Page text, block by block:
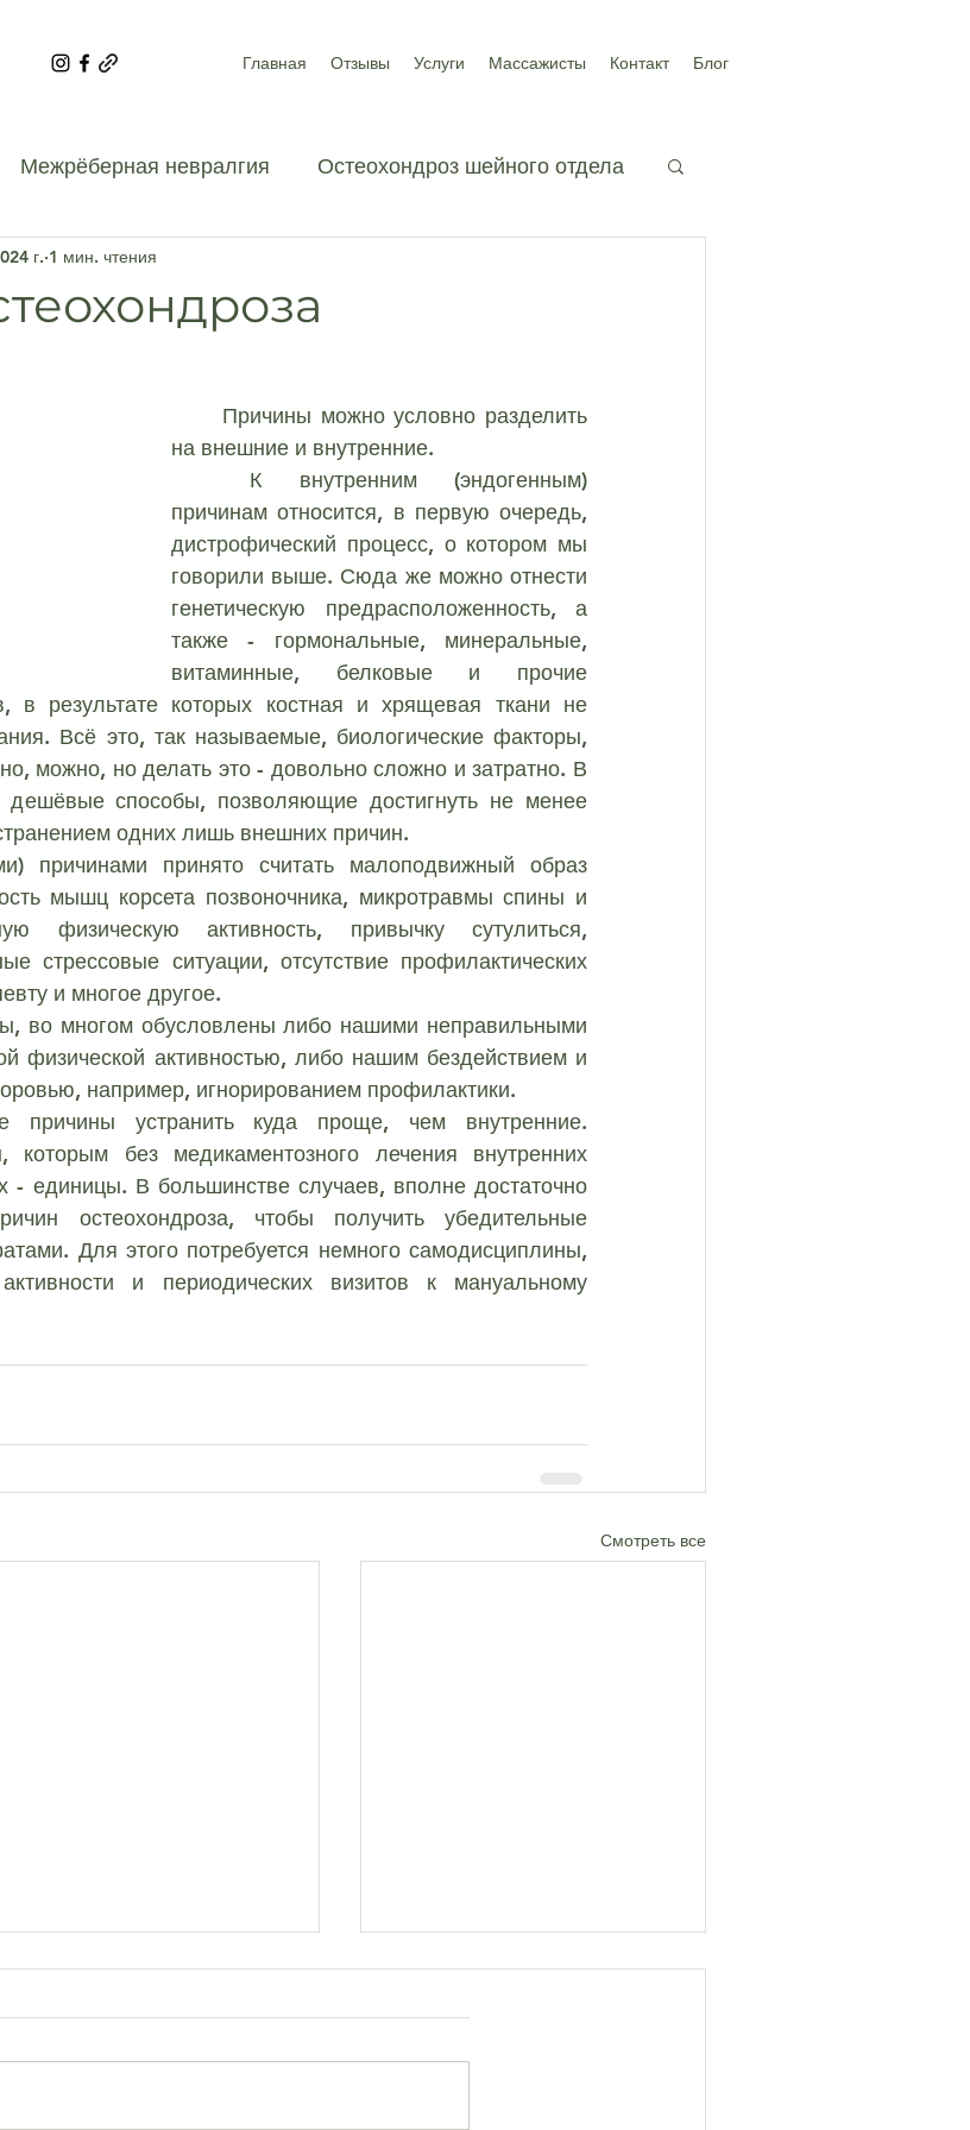
Главная Отзывы Услуги Массажисты Контакт Блог
Межрёберная невралгия Остеохондроз шейного отдела
поясничного отдела
Остеохондроз грудного отдела
Остеохондроз Корешковый синдром
И ЕГО ВЛИЯНИЕ НА ЗДОРОВЬЕ Радикулит Артроз
СТЕНОЗ
г. 1 мин. чтения
на внешние и внутренние.
причинам относится, в первую очередь,
дистрофический процесс, о котором мы
говорили выше. Сюда же можно отнести
генетическую предрасположенность, а
также - гормональные, минеральные,
витаминные, белковые и прочие
в результате которых костная и хрящевая ткани не
Всё это, так называемые, биологические факторы,
можно, но делать это - довольно сложно и затратно. В
дешёвые способы, позволяющие достигнуть не менее
одних лишь внешних причин.
мышц корсета позвоночника, микротравмы спины и
физическую активность, привычку сутулиться,
стрессовые ситуации, отсутствие профилактических
и многое другое.
во многом обусловлены либо нашими неправильными
физической активностью, либо нашим бездействием и
например, игнорированием профилактики.
которым без медикаментозного лечения внутренних
- единицы. В большинстве случаев, вполне достаточно
остеохондроза, чтобы получить убедительные
Для этого потребуется немного самодисциплины,
и периодических визитов к мануальному
Смотреть все